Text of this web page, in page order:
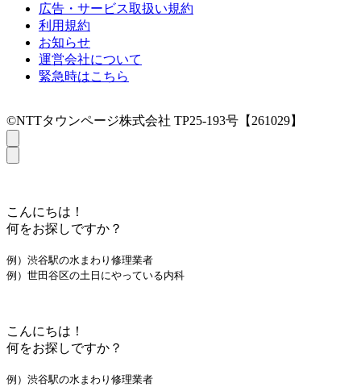
広告・サービス取扱い規約
利用規約
お知らせ
運営会社について
緊急時はこちら
©NTTタウンページ株式会社 TP25-193号【261029】
こんにちは！
何をお探しですか？
例）渋谷駅の水まわり修理業者
例）世田谷区の土日にやっている内科
こんにちは！
何をお探しですか？
例）渋谷駅の水まわり修理業者